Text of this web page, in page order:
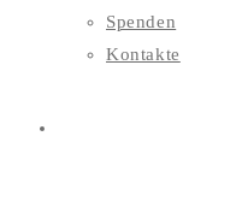
Spenden
Kontakte